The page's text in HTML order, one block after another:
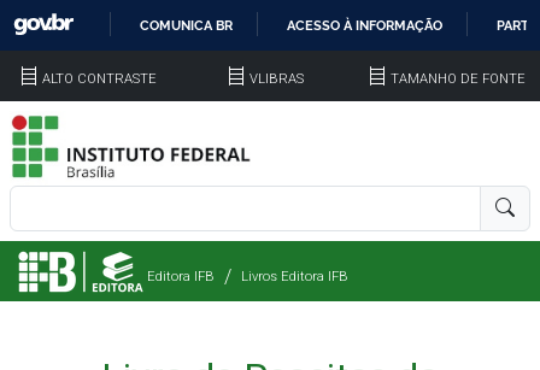
COMUNICA BR ACESSO À INFORMAÇÃO
ALTO CONTRASTE VLIBRAS TAMANHO DE FONTE
Editora IFB Livros Editora IFB